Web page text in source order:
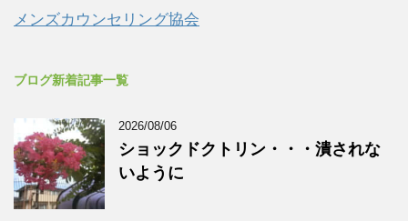
メンズカウンセリング協会
ブログ新着記事一覧
2026/08/06
ショックドクトリン・・・潰されな
いように